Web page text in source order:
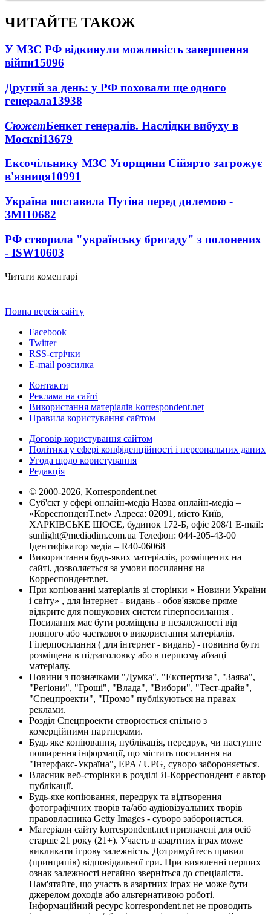
ЧИТАЙТЕ ТАКОЖ
У МЗС РФ відкинули можливість завершення
війни15096
Другий за день: у РФ поховали ще одного
генерала13938
СюжетБенкет генералів. Наслідки вибуху в
Москві13679
Ексочільнику МЗС Угорщини Сійярто загрожує
в'язниця10991
Україна поставила Путіна перед дилемою -
ЗМІ10682
РФ створила "українську бригаду" з полонених
- ISW10603
Читати коментарі
Повна версія сайту
Facebook
Twitter
RSS-стрічки
E-mail розсилка
Контакти
Реклама на сайті
Використання матеріалів korrespondent.net
Правила користування сайтом
Договір користування сайтом
Політика у сфері конфіденційності і персональних даних
Угода щодо користування
Редакція
© 2000-2026, Korrespondent.net
Суб'єкт у сфері онлайн-медіа Назва онлайн-медіа –
«КореспонденТ.net» Адреса: 02091, місто Київ,
ХАРКІВСЬКЕ ШОСЕ, будинок 172-Б, офіс 208/1 E-mail:
sunlight@mediadim.com.ua Телефон: 044-205-43-00
Ідентифікатор медіа – R40-06068
Використання будь-яких матеріалів, розміщених на
сайті, дозволяється за умови посилання на
Корреспондент.net.
При копіюванні матеріалів зі сторінки « Новини України
і світу» , для інтернет - видань - обов'язкове пряме
відкрите для пошукових систем гіперпосилання .
Посилання має бути розміщена в незалежності від
повного або часткового використання матеріалів.
Гіперпосилання ( для інтернет - видань) - повинна бути
розміщена в підзаголовку або в першому абзаці
матеріалу.
Новини з позначками "Думка", "Експертиза", "Заява",
"Регіони", "Гроші", "Влада", "Вибори", "Тест-драйв",
"Спецпроекти", "Промо" публікуються на правах
реклами.
Розділ Спецпроекти створюється спільно з
комерційними партнерами.
Будь яке копіювання, публікація, передрук, чи наступне
поширення інформації, що містить посилання на
"Інтерфакс-Україна", EPA / UPG, суворо забороняється.
Власник веб-сторінки в розділі Я-Корреспондент є автор
публікації.
Будь-яке копіювання, передрук та відтворення
фотографічних творів та/або аудіовізуальних творів
правовласника Getty Images - суворо забороняється.
Матеріали сайту korrespondent.net призначені для осіб
старше 21 року (21+). Участь в азартних іграх може
викликати ігрову залежність. Дотримуйтесь правил
(принципів) відповідальної гри. При виявленні перших
ознак залежності негайно зверніться до спеціаліста.
Пам'ятайте, що участь в азартних іграх не може бути
джерелом доходів або альтернативою роботі.
Інформаційний ресурс korrespondent.net не проводить